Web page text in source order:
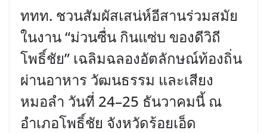
ททท. ชวนสัมผัสเสน่ห์อีสานร่วมสมัย
ในงาน “ม่วนซื่น กินแซ่บ ของดีวิถี
โพธิ์ชัย” เฉลิมฉลองอัตลักษณ์ท้องถิ่น
ผ่านอาหาร วัฒนธรรม และเสียง
หมอลำ วันที่ 24–25 ธันวาคมนี้ ณ
อำเภอโพธิ์ชัย จังหวัดร้อยเอ็ด